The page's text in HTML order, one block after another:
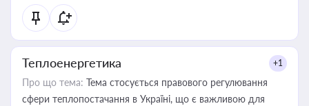
Теплоенергетика +1
Про що тема: Тема стосується правового регулювання
сфери теплопостачання в Україні, що є важливою для